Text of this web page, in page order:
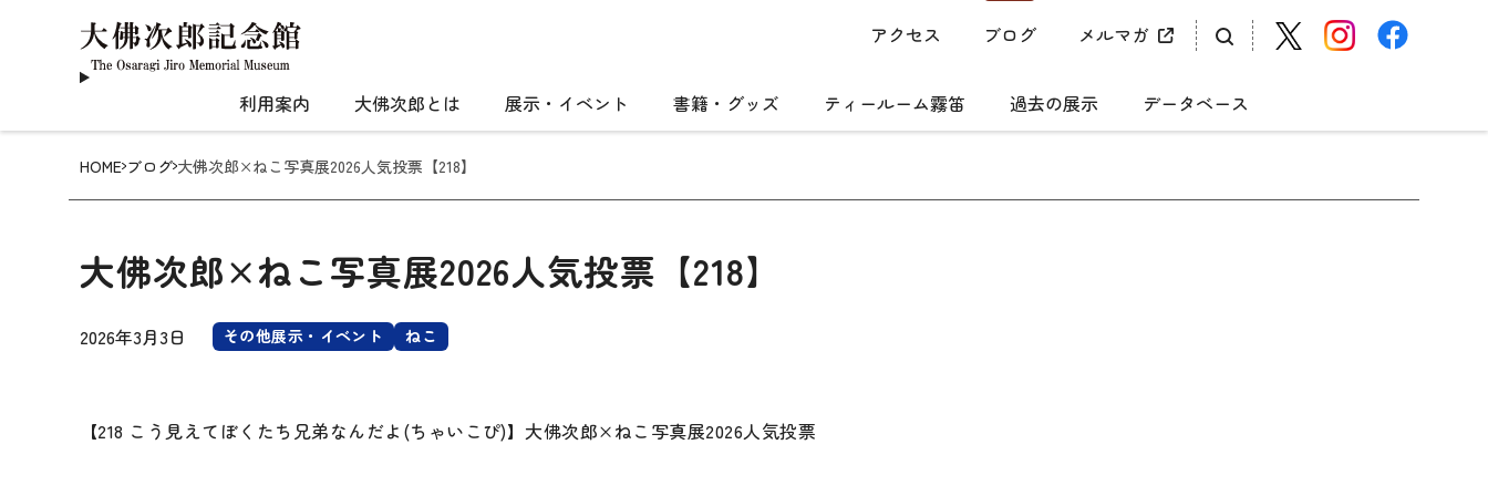
アクセス ブログ メルマガ
利用案内 大佛次郎とは 展示・イベント 書籍・グッズ ティールーム霧笛 過去の展示 データベース
HOME ブログ 大佛次郎×ねこ写真展2026人気投票【218】
大佛次郎×ねこ写真展2026人気投票【218】
2026年3月3日 その他展示・イベント ねこ
【218 こう見えてぼくたち兄弟なんだよ(ちゃいこぴ)】大佛次郎×ねこ写真展2026人気投票